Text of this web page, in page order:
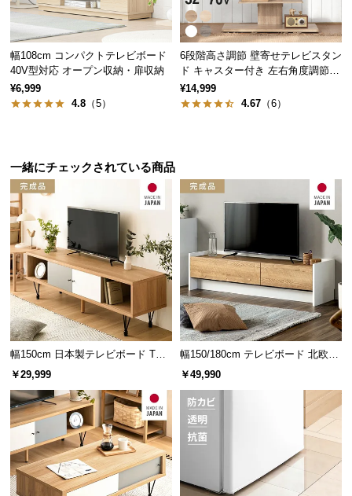
設
置
サ
ー
ビ
ス
て
入
経
路
に
つ
い
て
返
品・
キ
ャ
ン
セ
ル
幅108cm コンパクトテレビボード
40V型対応 オープン収納・扉収納
¥6,999
4.8 （5）
6段階高さ調節 壁寄せテレビスタン
ド キャスター付き 左右角度調節機
能
¥14,999
4.67 （6）
一緒にチェックされている商品
幅150cm 日本製テレビボード TOT-
007
￥29,999
幅150/180cm テレビボード 北欧デ
ザイン 収納付き TOT-018
￥49,990